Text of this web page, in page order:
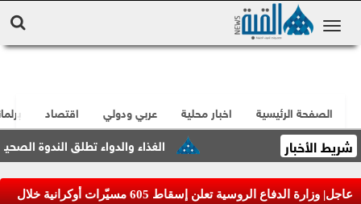
الصفحة الرئيسية اخبار محلية عربي ودولي اقتصاد
شريط الأخبار الغذاء والدواء تطلق الندوة الصحية
عاجل| وزارة الدفاع الروسية تعلن إسقاط 605 مسيّرات أوكرانية خلال